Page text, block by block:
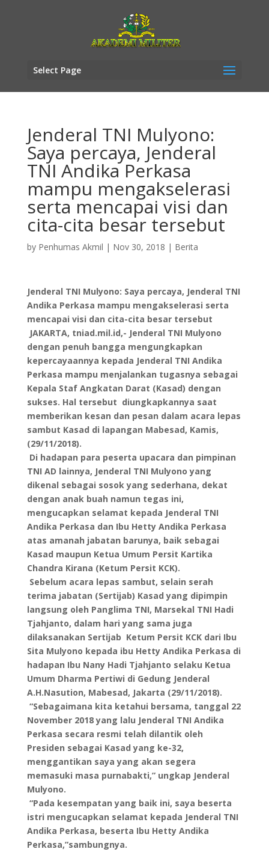
Select Page
Jenderal TNI Mulyono:
Saya percaya, Jenderal
TNI Andika Perkasa
mampu mengakselerasi
serta mencapai visi dan
cita-cita besar tersebut
by Penhumas Akmil | Nov 30, 2018 | Berita
Jenderal TNI Mulyono: Saya percaya, Jenderal TNI
Andika Perkasa mampu mengakselerasi serta
mencapai visi dan cita-cita besar tersebut
JAKARTA, tniad.mil.id,- Jenderal TNI Mulyono
dengan penuh bangga mengungkapkan
kepercayaannya kepada Jenderal TNI Andika
Perkasa mampu menjalankan tugasnya sebagai
Kepala Staf Angkatan Darat (Kasad) dengan
sukses. Hal tersebut diungkapkannya saat
memberikan kesan dan pesan dalam acara lepas
sambut Kasad di lapangan Mabesad, Kamis,
(29/11/2018).
Di hadapan para peserta upacara dan pimpinan
TNI AD lainnya, Jenderal TNI Mulyono yang
dikenal sebagai sosok yang sederhana, dekat
dengan anak buah namun tegas ini,
mengucapkan selamat kepada Jenderal TNI
Andika Perkasa dan Ibu Hetty Andika Perkasa
atas amanah jabatan barunya, baik sebagai
Kasad maupun Ketua Umum Persit Kartika
Chandra Kirana (Ketum Persit KCK).
Sebelum acara lepas sambut, selain serah
terima jabatan (Sertijab) Kasad yang dipimpin
langsung oleh Panglima TNI, Marsekal TNI Hadi
Tjahjanto, dalam hari yang sama juga
dilaksanakan Sertijab Ketum Persit KCK dari Ibu
Sita Mulyono kepada ibu Hetty Andika Perkasa di
hadapan Ibu Nany Hadi Tjahjanto selaku Ketua
Umum Dharma Pertiwi di Gedung Jenderal
A.H.Nasution, Mabesad, Jakarta (29/11/2018).
“Sebagaimana kita ketahui bersama, tanggal 22
November 2018 yang lalu Jenderal TNI Andika
Perkasa secara resmi telah dilantik oleh
Presiden sebagai Kasad yang ke-32,
menggantikan saya yang akan segera
memasuki masa purnabakti,” ungkap Jenderal
Mulyono.
“Pada kesempatan yang baik ini, saya beserta
istri mengucapkan selamat kepada Jenderal TNI
Andika Perkasa, beserta Ibu Hetty Andika
Perkasa,”sambungnya.